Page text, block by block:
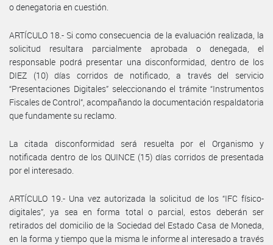
o denegatoria en cuestión.
ARTÍCULO 18.- Si como consecuencia de la evaluación realizada, la
solicitud resultara parcialmente aprobada o denegada, el
responsable podrá presentar una disconformidad, dentro de los
DIEZ (10) días corridos de notificado, a través del servicio
“Presentaciones Digitales” seleccionando el trámite “Instrumentos
Fiscales de Control”, acompañando la documentación respaldatoria
que fundamente su reclamo.
La citada disconformidad será resuelta por el Organismo y
notificada dentro de los QUINCE (15) días corridos de presentada
por el interesado.
ARTÍCULO 19.- Una vez autorizada la solicitud de los “IFC físico-
digitales”, ya sea en forma total o parcial, estos deberán ser
retirados del domicilio de la Sociedad del Estado Casa de Moneda,
en la forma y tiempo que la misma le informe al interesado a través